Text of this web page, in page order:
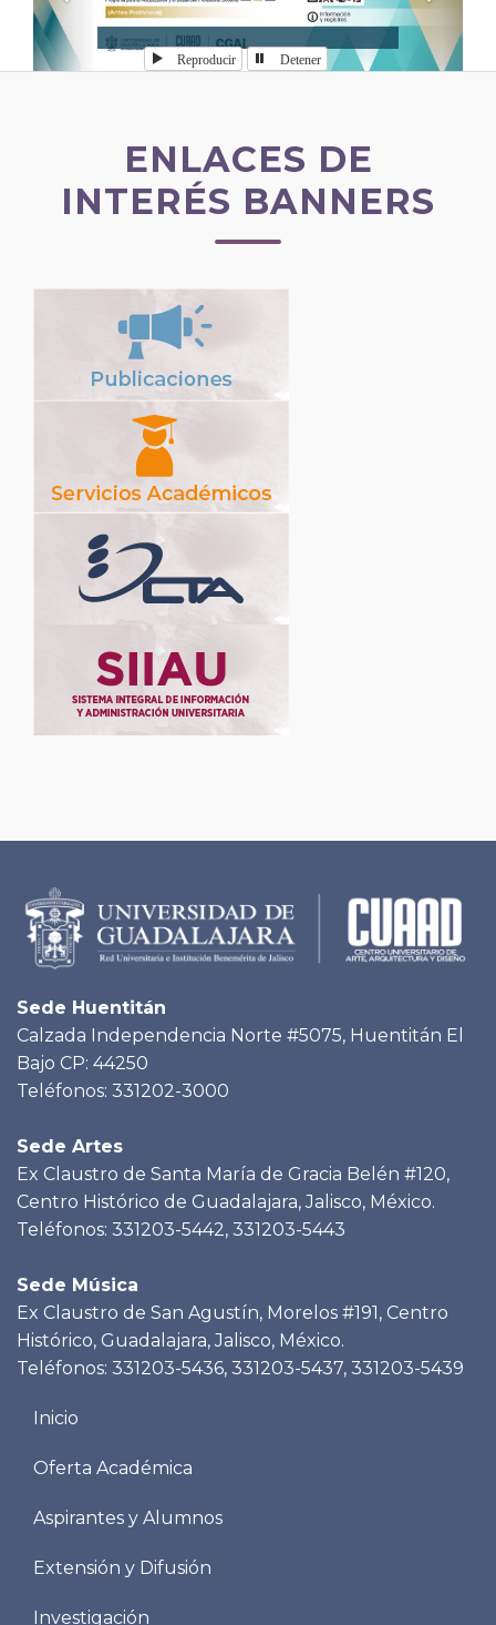
Reproducir Detener
ENLACES DE
INTERÉS BANNERS
Sede Huentitán
Calzada Independencia Norte #5075, Huentitán El
Bajo CP: 44250
Teléfonos: 331202-3000
Sede Artes
Ex Claustro de Santa María de Gracia Belén #120,
Centro Histórico de Guadalajara, Jalisco, México.
Teléfonos: 331203-5442, 331203-5443
Sede Música
Ex Claustro de San Agustín, Morelos #191, Centro
Histórico, Guadalajara, Jalisco, México.
Teléfonos: 331203-5436, 331203-5437, 331203-5439
Menu
Inicio
Oferta Académica
Aspirantes y Alumnos
Extensión y Difusión
Investigación